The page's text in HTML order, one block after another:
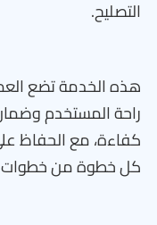
التصليح.
هذه الخدمة تضع
راحة المستخدم
كفاءة، مع الحفاظ
كل خطوة من خطوات